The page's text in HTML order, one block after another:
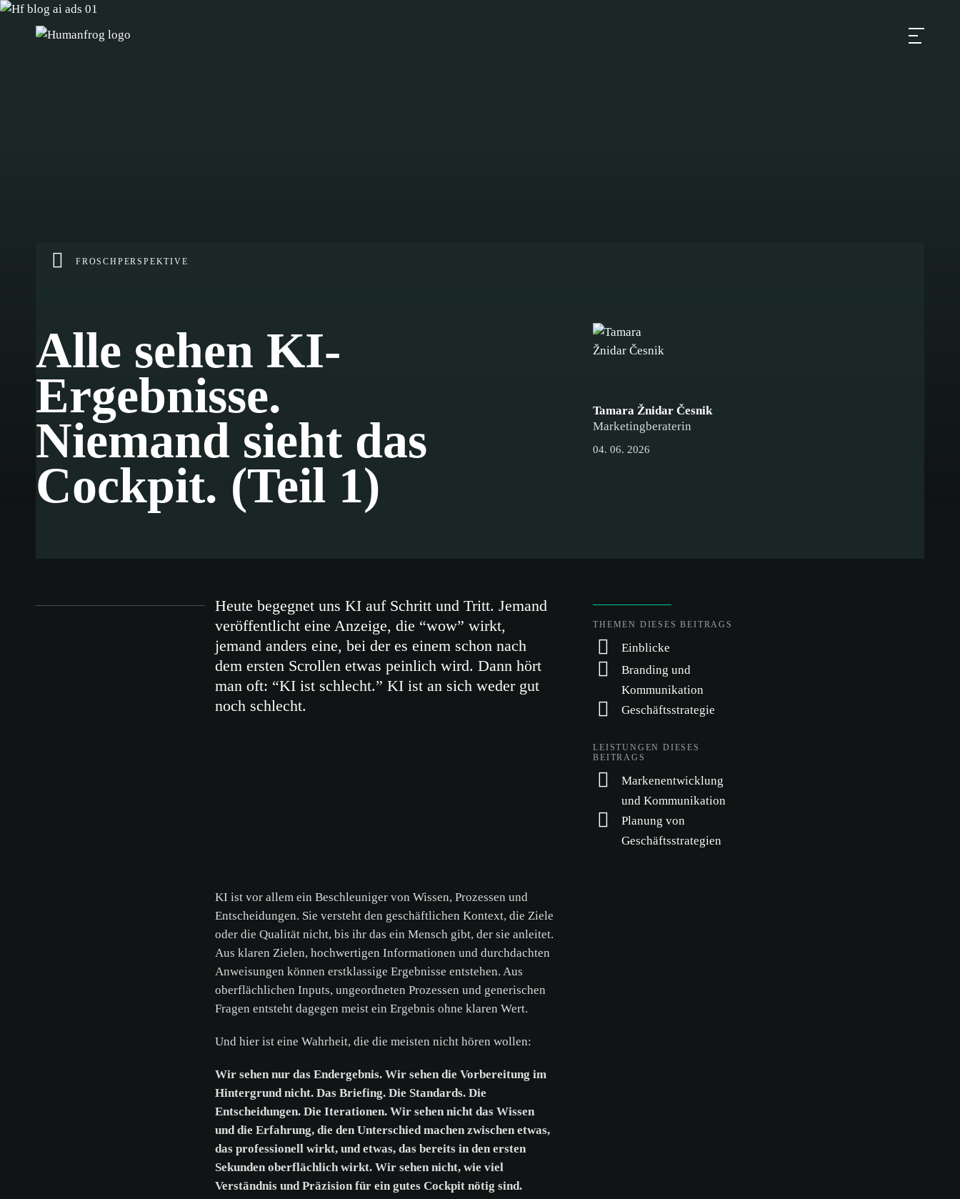
FROSCHPERSPEKTIVE
Alle sehen KI-
Ergebnisse.
Niemand sieht das
Cockpit. (Teil 1)
Tamara Žnidar Česnik
Marketingberaterin
04. 06. 2026
Heute begegnet uns KI auf Schritt und Tritt. Jemand
veröffentlicht eine Anzeige, die “wow” wirkt,
jemand anders eine, bei der es einem schon nach
dem ersten Scrollen etwas peinlich wird. Dann hört
man oft: “KI ist schlecht.” KI ist an sich weder gut
noch schlecht.
THEMEN DIESES BEITRAGS
Einblicke
Branding und
Kommunikation
Geschäftsstrategie
LEISTUNGEN DIESES
BEITRAGS
Markenentwicklung
und Kommunikation
Planung von
Geschäftsstrategien
KI ist vor allem ein Beschleuniger von Wissen, Prozessen und
Entscheidungen. Sie versteht den geschäftlichen Kontext, die Ziele
oder die Qualität nicht, bis ihr das ein Mensch gibt, der sie anleitet.
Aus klaren Zielen, hochwertigen Informationen und durchdachten
Anweisungen können erstklassige Ergebnisse entstehen. Aus
oberflächlichen Inputs, ungeordneten Prozessen und generischen
Fragen entsteht dagegen meist ein Ergebnis ohne klaren Wert.
Und hier ist eine Wahrheit, die die meisten nicht hören wollen:
Wir sehen nur das Endergebnis. Wir sehen die Vorbereitung im
Hintergrund nicht. Das Briefing. Die Standards. Die
Entscheidungen. Die Iterationen. Wir sehen nicht das Wissen
und die Erfahrung, die den Unterschied machen zwischen etwas,
das professionell wirkt, und etwas, das bereits in den ersten
Sekunden oberflächlich wirkt. Wir sehen nicht, wie viel
Verständnis und Präzision für ein gutes Cockpit nötig sind.